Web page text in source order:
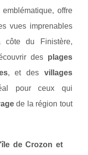
offre
vues imprenables
du Finistère,
des plages
, et des villages
pour ceux qui
de la région tout
de Crozon et